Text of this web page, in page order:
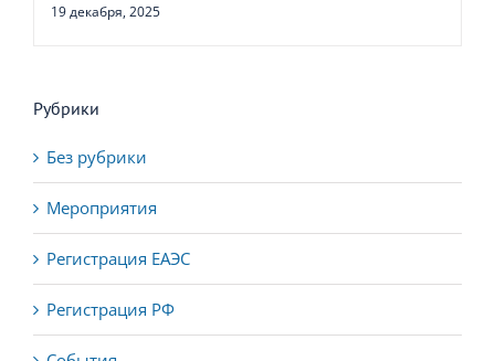
19 декабря, 2025
Рубрики
Без рубрики
Мероприятия
Регистрация ЕАЭС
Регистрация РФ